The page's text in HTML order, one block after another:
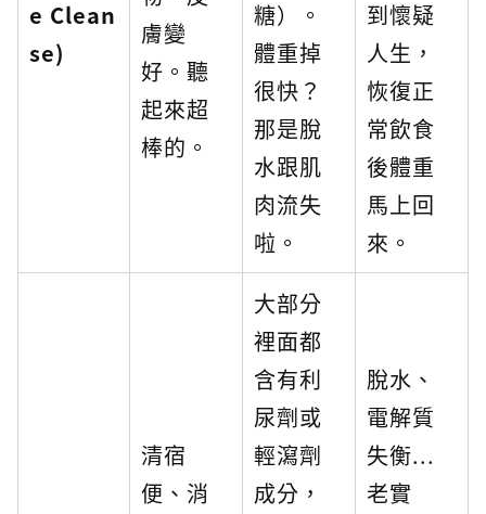
e Clean
se)
膚變
好。聽
起來超
棒的。
糖）。
體重掉
很快？
那是脫
水跟肌
肉流失
啦。
到懷疑
人生，
恢復正
常飲食
後體重
馬上回
來。
清宿
便、消
大部分
裡面都
含有利
尿劑或
輕瀉劑
成分，
脫水、
電解質
失衡...
老實